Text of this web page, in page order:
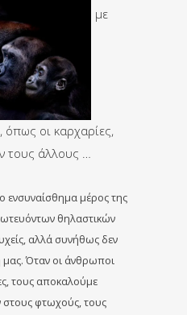
με
όπως οι καρχαρίες,
άλλους …
ενσυναίσθημα μέρος της
θηλαστικών
αλλά συνήθως δεν
Όταν οι άνθρωποι
τους αποκαλούμε
στους φτωχούς, τους